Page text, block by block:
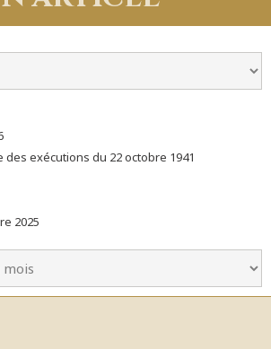
des exécutions du 22 octobre 1941
2025